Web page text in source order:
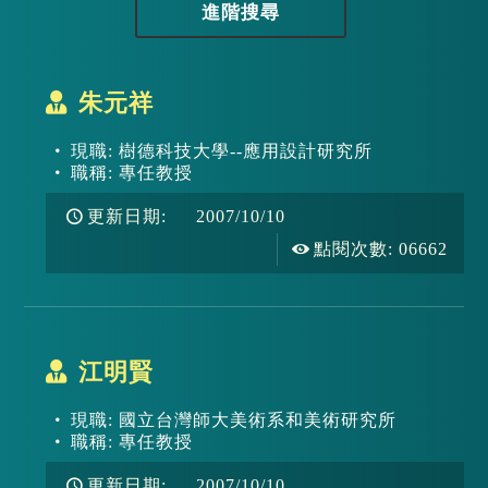
進階搜尋
朱元祥
現職: 樹德科技大學--應用設計研究所
職稱: 專任教授
更新日期: 2007/10/10
點閱次數: 06662
江明賢
現職: 國立台灣師大美術系和美術研究所
職稱: 專任教授